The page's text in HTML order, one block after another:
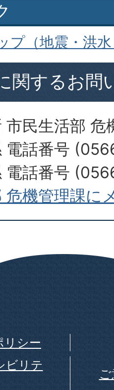
プ（地震・洪
関するお問
市民生活部 危
電話番号
電話番号
危機管理課に
リシー
ビリテ